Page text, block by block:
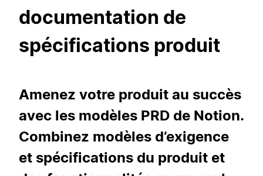
documentation de
spécifications produit
Amenez votre produit au succès
avec les modèles PRD de Notion.
Combinez modèles d’exigence
et spécifications du produit et